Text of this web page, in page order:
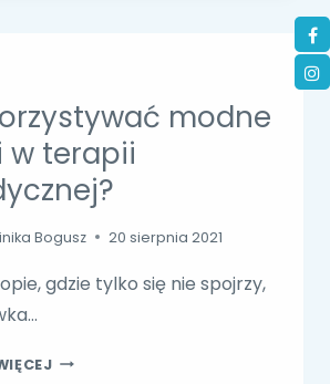
modne
w terapii
Bogusz 20 sierpnia 2021
gdzie tylko się nie spojrzy,
JAK